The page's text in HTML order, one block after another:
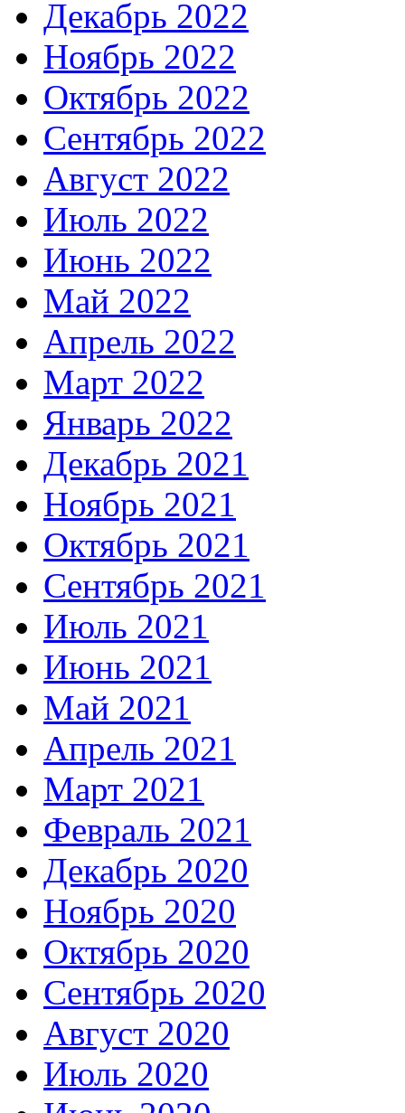
Декабрь 2022
Ноябрь 2022
Октябрь 2022
Сентябрь 2022
Август 2022
Июль 2022
Июнь 2022
Май 2022
Апрель 2022
Март 2022
Январь 2022
Декабрь 2021
Ноябрь 2021
Октябрь 2021
Сентябрь 2021
Июль 2021
Июнь 2021
Май 2021
Апрель 2021
Март 2021
Февраль 2021
Декабрь 2020
Ноябрь 2020
Октябрь 2020
Сентябрь 2020
Август 2020
Июль 2020